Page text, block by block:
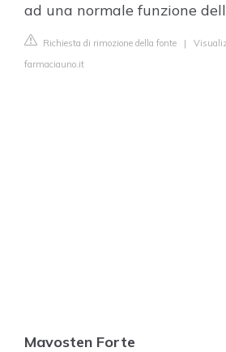
ad una normale funzione
Richiesta di rimozione della fonte |
farmaciauno.it
Mavosten Forte